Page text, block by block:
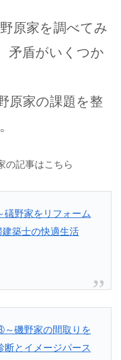
原家を調べてみ
矛盾がいくつか
原家の課題を整
の記事はこちら
野家をリフォーム
建築士の快適生活
磯野家の間取りを
とイメージパース